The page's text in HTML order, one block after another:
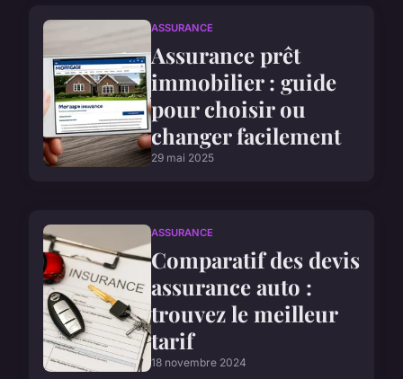
ASSURANCE
Assurance prêt
immobilier : guide
pour choisir ou
changer facilement
29 mai 2025
ASSURANCE
Comparatif des devis
assurance auto :
trouvez le meilleur
tarif
18 novembre 2024